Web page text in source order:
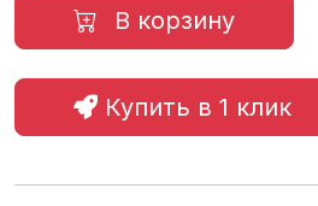
В корзину
Купить в 1 клик